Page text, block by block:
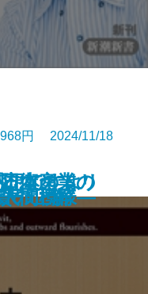
国遍路―
実―
本のトリ
円 2024/11/18
間模様―
の正解
ですよ
ー
衛産業の